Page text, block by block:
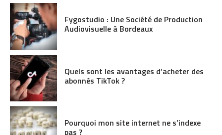
Fygostudio : Une Société de Production
Audiovisuelle à Bordeaux
Quels sont les avantages d’acheter des
abonnés TikTok ?
Pourquoi mon site internet ne s’indexe
pas ?